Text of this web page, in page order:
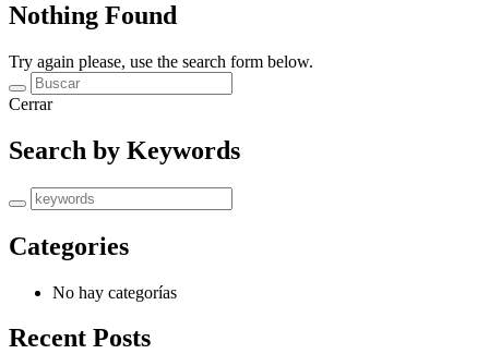
Nothing Found
Try again please, use the search form below.
Cerrar
Search by Keywords
Categories
No hay categorías
Recent Posts